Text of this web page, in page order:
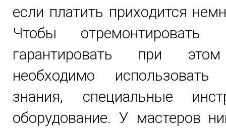
если платить приходится
Чтобы отремонтировать
гарантировать при
необходимо использовать
знания, специальные
оборудование. У мастеров